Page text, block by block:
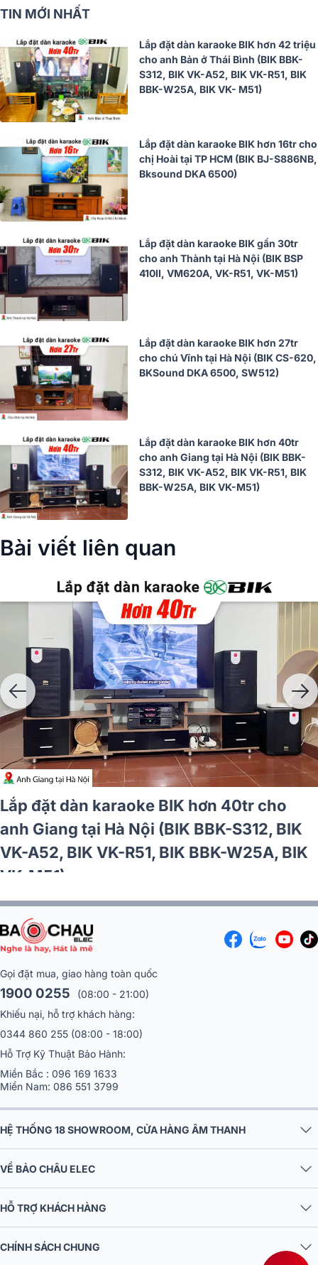
TIN MỚI NHẤT
Lắp đặt dàn karaoke BIK hơn 42 triệu
cho anh Bản ở Thái Bình (BIK BBK-
S312, BIK VK-A52, BIK VK-R51, BIK
BBK-W25A, BIK VK- M51)
Lắp đặt dàn karaoke BIK hơn 16tr cho
chị Hoài tại TP HCM (BIK BJ-S886NB,
Bksound DKA 6500)
Lắp đặt dàn karaoke BIK gần 30tr
cho anh Thành tại Hà Nội (BIK BSP
410II, VM620A, VK-R51, VK-M51)
Lắp đặt dàn karaoke BIK hơn 27tr
cho chú Vĩnh tại Hà Nội (BIK CS-620,
BKSound DKA 6500, SW512)
Lắp đặt dàn karaoke BIK hơn 40tr
cho anh Giang tại Hà Nội (BIK BBK-
S312, BIK VK-A52, BIK VK-R51, BIK
BBK-W25A, BIK VK-M51)
Bài viết liên quan
16tr cho chị
Lắp đặt dàn karaoke
anh Thành tại Hà Nội
VM620A, VK-R51, VK-
Gọi đặt mua, giao hàng toàn quốc
1900 0255
(08:00 - 21:00)
Khiếu nại, hỗ trợ khách hàng:
0344 860 255 (08:00 - 18:00)
Hỗ Trợ Kỹ Thuật Bảo Hành:
Miền Bắc : 096 169 1633
Miền Nam: 086 551 3799
HỆ THỐNG 18 SHOWROOM, CỬA HÀNG ÂM THANH
VỀ BẢO CHÂU ELEC
HỖ TRỢ KHÁCH HÀNG
CHÍNH SÁCH CHUNG